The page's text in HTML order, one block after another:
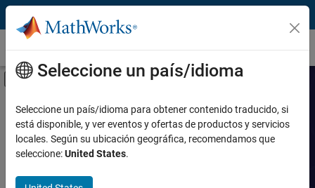
Saltar al contenido
Casos prácticos
Mostrar/ocultar menú de navegación
Prestación
Producto
Buscar casos
prácticos
Seleccione un país/idioma
Seleccione un país/idioma para obtener contenido traducido, si
está disponible, y ver eventos y ofertas de productos y servicios
locales. Según su ubicación geográfica, recomendamos que
seleccione:United States.